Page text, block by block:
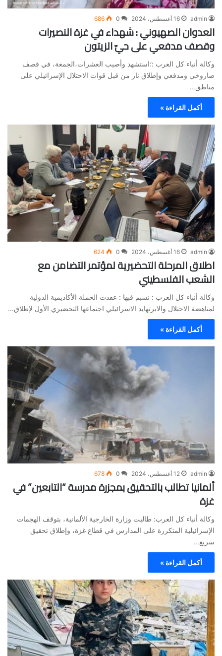
admin 16 أغسطس، 2024 0
686
العدوان الصهيوني : شهداء في غزة النصيرات
وقصف مدفعي على حيّ الزيتون
وكالة أنباء كل العرب :؛استشهد وأصيب العشرات،الجمعة، في قصف
صاروخي ومدفعي وإطلاق نار من قبل قوات الاحتلال الإسرائيلي على
مناطق…
أكمل القراءة »
admin 16 أغسطس، 2024 0
624
اطلاق المرحلة التحضيرية لمؤتمر التضامن مع
الشعب الفلسطيني
وكالة أنباء كل العرب : نسبم قبها : عقدت الحملة الأكاديمية الدولية
لمناهضة الاحتلال والابرتهايد الاسرائيلي اجتماعها التحضيري الأول لإطلاق…
أكمل القراءة »
admin 12 أغسطس، 2024 0
678
ألمانيا تطالب بالتحقيق بمجزرة مدرسة “التابعين” في
غزة
وكالة أنباء كل العرب: طالبت وزارة الخارجية الألمانية، بتوقف الهجمات
الإسرائيلية المتكررة على المدارس في قطاع غزة، وإطلاق تحقيق
سريع…
أكمل القراءة »